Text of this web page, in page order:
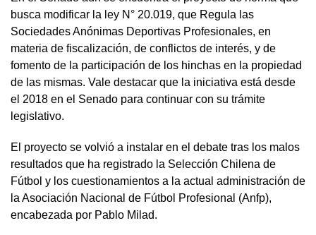
busca modificar la ley N° 20.019, que Regula las
Sociedades Anónimas Deportivas Profesionales, en
materia de fiscalización, de conflictos de interés, y de
fomento de la participación de los hinchas en la propiedad
de las mismas. Vale destacar que la iniciativa está desde
el 2018 en el Senado para continuar con su trámite
legislativo.
El proyecto se volvió a instalar en el debate tras los malos
resultados que ha registrado la Selección Chilena de
Fútbol y los cuestionamientos a la actual administración de
la Asociación Nacional de Fútbol Profesional (Anfp),
encabezada por Pablo Milad.